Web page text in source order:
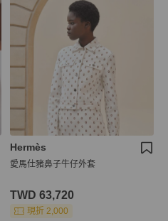
Hermès
愛馬仕豬鼻子牛仔外套
TWD 63,720
現折 2,000